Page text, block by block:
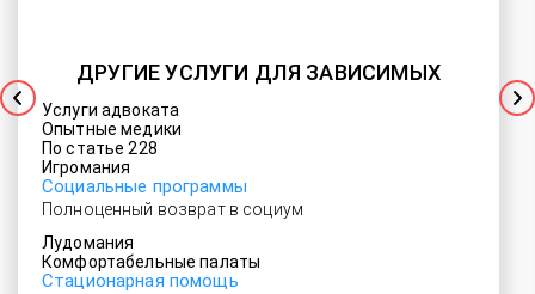
ДРУГИЕ УСЛУГИ ДЛЯ ЗАВИСИМЫХ
Услуги адвоката
Опытные медики
По статье 228
Игромания
Социальные программы
Полноценный возврат в социум
Лудомания
Комфортабельные палаты
Стационарная помощь